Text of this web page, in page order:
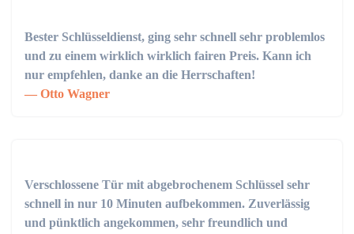
Bester Schlüsseldienst, ging sehr schnell sehr problemlos
und zu einem wirklich wirklich fairen Preis. Kann ich
nur empfehlen, danke an die Herrschaften!
Otto Wagner
Verschlossene Tür mit abgebrochenem Schlüssel sehr
schnell in nur 10 Minuten aufbekommen. Zuverlässig
und pünktlich angekommen, sehr freundlich und